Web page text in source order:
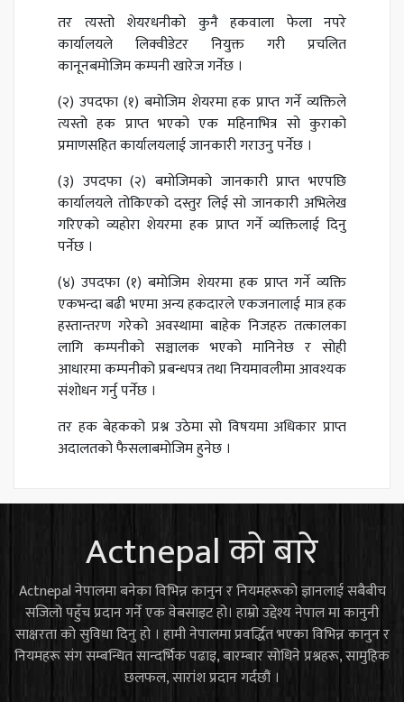
तर त्यस्तो शेयरधनीको कुनै हकवाला फेला नपरे
कार्यालयले लिक्वीडेटर नियुक्त गरी प्रचलित
कानूनबमोजिम कम्पनी खारेज गर्नेछ ।
(२) उपदफा (१) बमोजिम शेयरमा हक प्राप्त गर्ने व्यक्तिले
त्यस्तो हक प्राप्त भएको एक महिनाभित्र सो कुराको
प्रमाणसहित कार्यालयलाई जानकारी गराउनु पर्नेछ ।
(३) उपदफा (२) बमोजिमको जानकारी प्राप्त भएपछि
कार्यालयले तोकिएको दस्तुर लिई सो जानकारी अभिलेख
गरिएको व्यहोरा शेयरमा हक प्राप्त गर्ने व्यक्तिलाई दिनु
पर्नेछ ।
(४) उपदफा (१) बमोजिम शेयरमा हक प्राप्त गर्ने व्यक्ति
एकभन्दा बढी भएमा अन्य हकदारले एकजनालाई मात्र हक
हस्तान्तरण गरेको अवस्थामा बाहेक निजहरु तत्कालका
लागि कम्पनीको सञ्चालक भएको मानिनेछ र सोही
आधारमा कम्पनीको प्रबन्धपत्र तथा नियमावलीमा आवश्यक
संशोधन गर्नु पर्नेछ ।
तर हक बेहकको प्रश्न उठेमा सो विषयमा अधिकार प्राप्त
अदालतको फैसलाबमोजिम हुनेछ ।
Actnepal को बारे
Actnepal नेपालमा बनेका विभिन्न कानुन र नियमहरूको ज्ञानलाई सबैबीच
सजिलो पहुँच प्रदान गर्ने एक वेबसाइट हो। हाम्रो उद्देश्य नेपाल मा कानुनी
साक्षरता को सुविधा दिनु हो । हामी नेपालमा प्रवर्द्धित भएका विभिन्न कानुन र
नियमहरू संग सम्बन्धित सान्दर्भिक पढाइ, बारम्बार सोधिने प्रश्नहरू, सामुहिक
छलफल, सारांश प्रदान गर्दछौं ।